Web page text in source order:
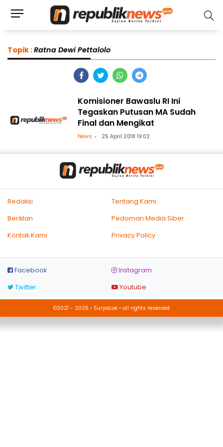
Topik :Ratna Dewi Pettalolo
Komisioner Bawaslu RI Ini
Tegaskan Putusan MA Sudah
Final dan Mengikat
News 25 April 2018 19:02
Redaksi
Tentang Kami
Beriklan
Pedoman Media Siber
Kontak Kami
Privacy Policy
Facebook
Instagram
Twitter
Youtube
©2021 - 2026 • SuryaLoe • all rights reserved